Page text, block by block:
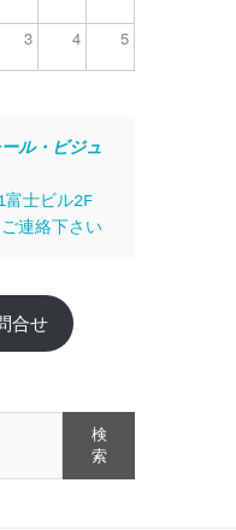
3 4 5
ル・ビジュ
士ビル2F
連絡下さい
合せ
検
索